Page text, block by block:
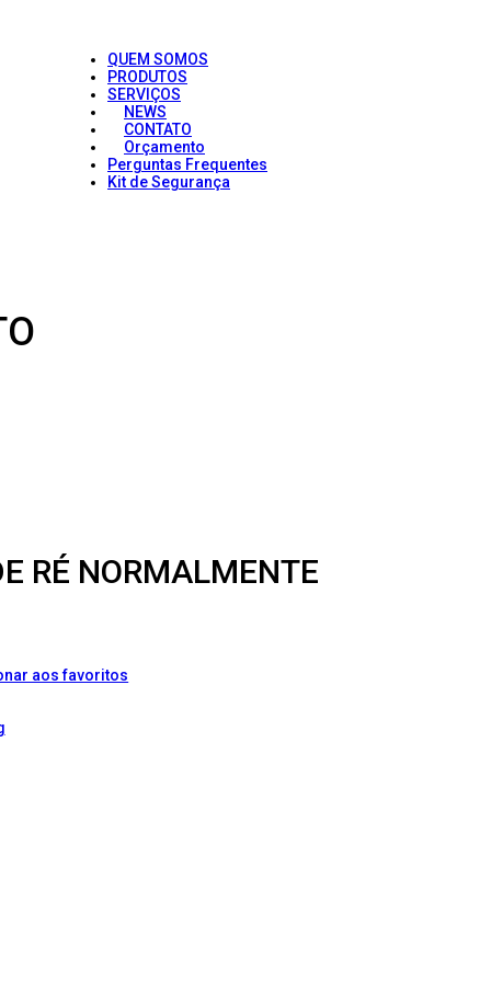
QUEM SOMOS
PRODUTOS
SERVIÇOS
NEWS
CONTATO
Orçamento
Perguntas Frequentes
Kit de Segurança
RÉ NORMALMENTE
aos favoritos